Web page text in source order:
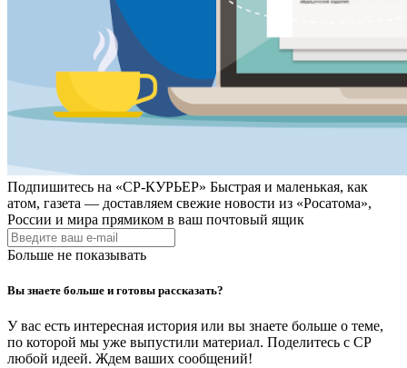
Подпишитесь на «СР-КУРЬЕР» Быстрая и маленькая, как
атом, газета — доставляем свежие новости из «Росатома»,
России и мира прямиком в ваш почтовый ящик
Больше не показывать
Вы знаете больше и готовы рассказать?
У вас есть интересная история или вы знаете больше о теме,
по которой мы уже выпустили материал. Поделитесь с СР
любой идеей. Ждем ваших сообщений!